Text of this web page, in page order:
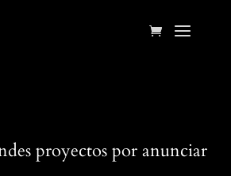
proyectos por anunciar